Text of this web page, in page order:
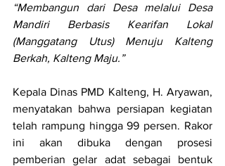
“Membangun dari Desa melalui Desa
Mandiri Berbasis Kearifan Lokal
(Manggatang Utus) Menuju Kalteng
Berkah, Kalteng Maju.”
Kepala Dinas PMD Kalteng, H. Aryawan,
menyatakan bahwa persiapan kegiatan
telah rampung hingga 99 persen. Rakor
ini akan dibuka dengan prosesi
pemberian gelar adat sebagai bentuk